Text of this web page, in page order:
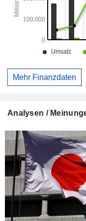
Mehr Finanzdaten
Analysen /